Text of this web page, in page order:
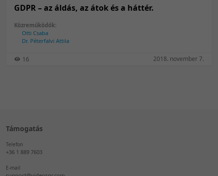
Utolsó módosítás szerint
GDPR – az áldás, az átok és a háttér.
Közreműködők:
Otti Csaba
Dr. Péterfalvi Attila
16 2018. november 7.
Támogatás
Telefon
+36 1 889 7603
E-mail